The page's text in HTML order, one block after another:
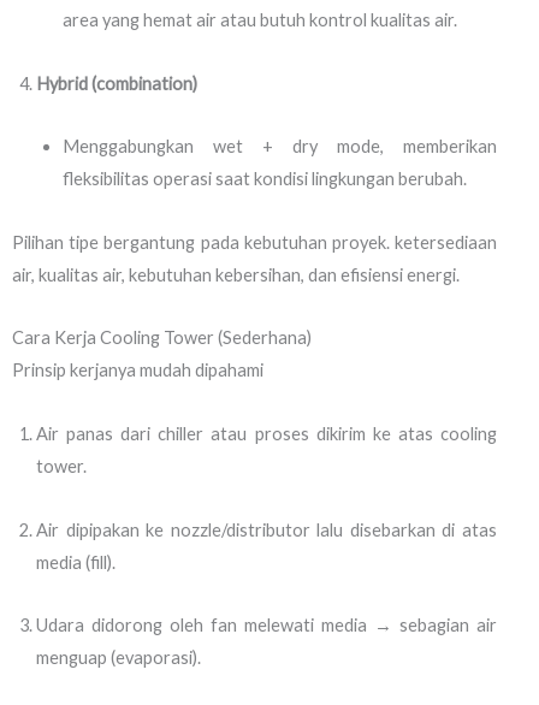
area yang hemat air atau butuh kontrol kualitas air.
Hybrid (combination)
Menggabungkan wet + dry mode, memberikan
fleksibilitas operasi saat kondisi lingkungan berubah.
Pilihan tipe bergantung pada kebutuhan proyek. ketersediaan
air, kualitas air, kebutuhan kebersihan, dan efisiensi energi.
Cara Kerja Cooling Tower (Sederhana)
Prinsip kerjanya mudah dipahami
Air panas dari chiller atau proses dikirim ke atas cooling
tower.
Air dipipakan ke nozzle/distributor lalu disebarkan di atas
media (fill).
Udara didorong oleh fan melewati media → sebagian air
menguap (evaporasi).